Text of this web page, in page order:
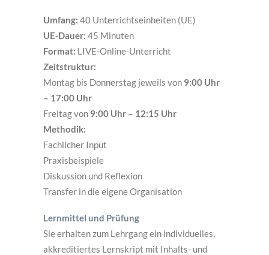
Umfang: 40 Unterrichtseinheiten (UE)
UE-Dauer: 45 Minuten
Format: LIVE-Online-Unterricht
Zeitstruktur:
Montag bis Donnerstag jeweils von 9:00 Uhr
– 17:00 Uhr
Freitag von 9:00 Uhr – 12:15 Uhr
Methodik:
Fachlicher Input
Praxisbeispiele
Diskussion und Reflexion
Transfer in die eigene Organisation
Lernmittel und Prüfung
Sie erhalten zum Lehrgang ein individuelles,
akkreditiertes Lernskript mit Inhalts- und